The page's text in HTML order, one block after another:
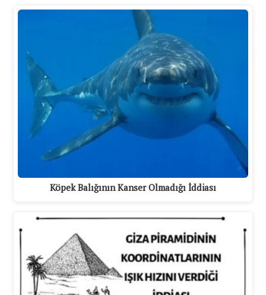
Köpek Balığının Kanser Olmadığı İddiası